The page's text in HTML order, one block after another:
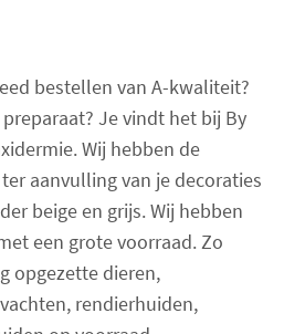
bestellen van A-kwaliteit?
Je vindt het bij By
Wij hebben de
aanvulling van je decoraties
beige en grijs. Wij hebben
een grote voorraad. Zo
opgezette dieren,
rendierhuiden,